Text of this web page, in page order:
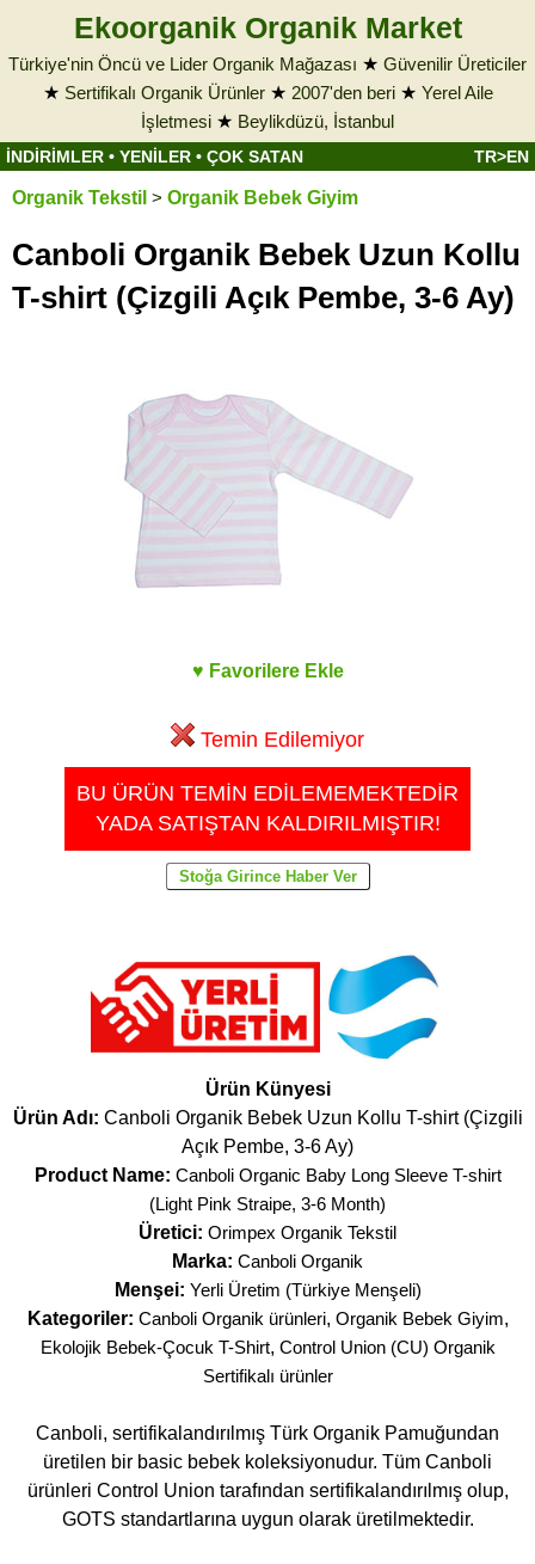
Ekoorganik Organik Market
Türkiye'nin Öncü ve Lider Organik Mağazası ★ Güvenilir Üreticiler
★ Sertifikalı Organik Ürünler★ 2007'den beri★ Yerel Aile
İşletmesi ★ Beylikdüzü, İstanbul
İNDİRİMLER • YENİLER • ÇOK SATAN TR>EN
Organik Tekstil > Organik Bebek Giyim
Canboli Organik Bebek Uzun Kollu
T-shirt (Çizgili Açık Pembe, 3-6 Ay)
♥ Favorilere Ekle
Temin Edilemiyor
BU ÜRÜN TEMİN EDİLEMEMEKTEDİR
YADA SATIŞTAN KALDIRILMIŞTIR!
Ürün Künyesi
Ürün Adı: Canboli Organik Bebek Uzun Kollu T-shirt (Çizgili
Açık Pembe, 3-6 Ay)
Product Name: Canboli Organic Baby Long Sleeve T-shirt
(Light Pink Straipe, 3-6 Month)
Üretici: Orimpex Organik Tekstil
Marka: Canboli Organik
Menşei: Yerli Üretim (Türkiye Menşeli)
Kategoriler: Canboli Organik ürünleri, Organik Bebek Giyim,
Ekolojik Bebek-Çocuk T-Shirt, Control Union (CU) Organik
Sertifikalı ürünler
Canboli, sertifikalandırılmış Türk Organik Pamuğundan
üretilen bir basic bebek koleksiyonudur. Tüm Canboli
ürünleri Control Union tarafından sertifikalandırılmış olup,
GOTS standartlarına uygun olarak üretilmektedir.